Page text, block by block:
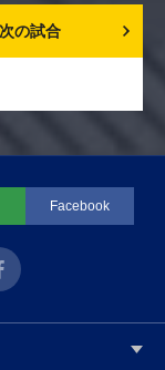
次の試合
Facebook